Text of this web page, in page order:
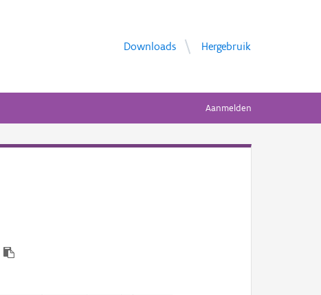
Downloads Hergebruik
Aanmelden